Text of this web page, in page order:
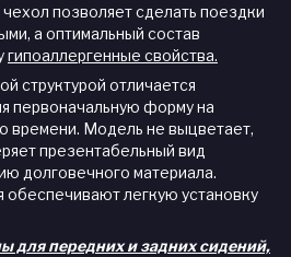
позволяет сделать поездки
а оптимальный состав
гипоаллергенные свойства.
структурой отличается
первоначальную форму на
времени. Модель не выцветает,
презентабельный вид
долговечного материала.
легкую установку
для передних и задних сидений,